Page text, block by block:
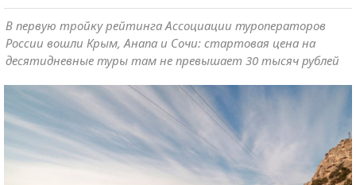
В первую тройку рейтинга Ассоциации туроператоров
России вошли Крым, Анапа и Сочи: стартовая цена на
десятидневные туры там не превышает 30 тысяч рублей